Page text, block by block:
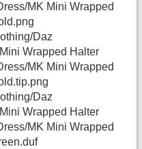
MK Mini Wrapped
Daz
Wrapped Halter
MK Mini Wrapped
Daz
Wrapped Halter
MK Mini Wrapped